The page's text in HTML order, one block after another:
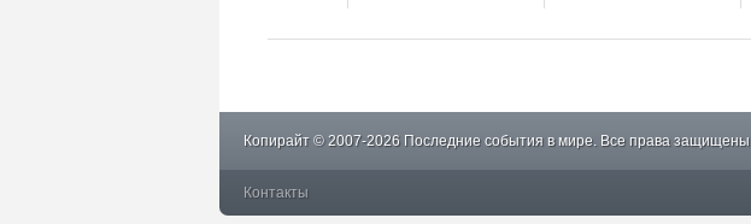
Копирайт © 2007-2026 Последние события в мире. Все права
Контакты